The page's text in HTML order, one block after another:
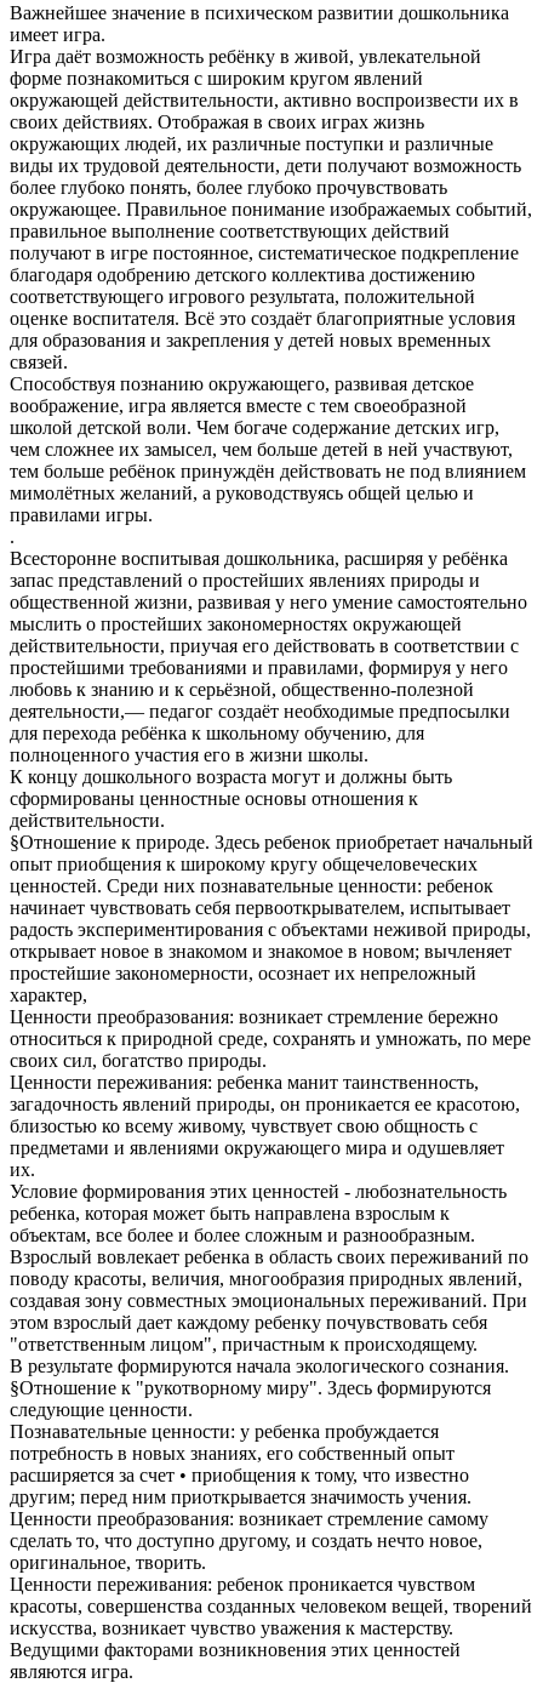
Важнейшее значение в психическом развитии дошкольника
имеет игра.
Игра даёт возможность ребёнку в живой, увлекательной
форме познакомиться с широким кругом явлений
окружающей действительности, активно воспроизвести их в
своих действиях. Отображая в своих играх жизнь
окружающих людей, их различные поступки и различные
виды их трудовой деятельности, дети получают возможность
более глубоко понять, более глубоко прочувствовать
окружающее. Правильное понимание изображаемых событий,
правильное выполнение соответствующих действий
получают в игре постоянное, систематическое подкрепление
благодаря одобрению детского коллектива достижению
соответствующего игрового результата, положительной
оценке воспитателя. Всё это создаёт благоприятные условия
для образования и закрепления у детей новых временных
связей.
Способствуя познанию окружающего, развивая детское
воображение, игра является вместе с тем своеобразной
школой детской воли. Чем богаче содержание детских игр,
чем сложнее их замысел, чем больше детей в ней участвуют,
тем больше ребёнок принуждён действовать не под влиянием
мимолётных желаний, а руководствуясь общей целью и
правилами игры.
.
Всесторонне воспитывая дошкольника, расширяя у ребёнка
запас представлений о простейших явлениях природы и
общественной жизни, развивая у него умение самостоятельно
мыслить о простейших закономерностях окружающей
действительности, приучая его действовать в соответствии с
простейшими требованиями и правилами, формируя у него
любовь к знанию и к серьёзной, общественно-полезной
деятельности,— педагог создаёт необходимые предпосылки
для перехода ребёнка к школьному обучению, для
полноценного участия его в жизни школы.
К концу дошкольного возраста могут и должны быть
сформированы ценностные основы отношения к
действительности.
§Отношение к природе. Здесь ребенок приобретает начальный
опыт приобщения к широкому кругу общечеловеческих
ценностей. Среди них познавательные ценности: ребенок
начинает чувствовать себя первооткрывателем, испытывает
радость экспериментирования с объектами неживой природы,
открывает новое в знакомом и знакомое в новом; вычленяет
простейшие закономерности, осознает их непреложный
характер,
Ценности преобразования: возникает стремление бережно
относиться к природной среде, сохранять и умножать, по мере
своих сил, богатство природы.
Ценности переживания: ребенка манит таинственность,
загадочность явлений природы, он проникается ее красотою,
близостью ко всему живому, чувствует свою общность с
предметами и явлениями окружающего мира и одушевляет
их.
Условие формирования этих ценностей - любознательность
ребенка, которая может быть направлена взрослым к
объектам, все более и более сложным и разнообразным.
Взрослый вовлекает ребенка в область своих переживаний по
поводу красоты, величия, многообразия природных явлений,
создавая зону совместных эмоциональных переживаний. При
этом взрослый дает каждому ребенку почувствовать себя
"ответственным лицом", причастным к происходящему.
В результате формируются начала экологического сознания.
§Отношение к "рукотворному миру". Здесь формируются
следующие ценности.
Познавательные ценности: у ребенка пробуждается
потребность в новых знаниях, его собственный опыт
расширяется за счет • приобщения к тому, что известно
другим; перед ним приоткрывается значимость учения.
Ценности преобразования: возникает стремление самому
сделать то, что доступно другому, и создать нечто новое,
оригинальное, творить.
Ценности переживания: ребенок проникается чувством
красоты, совершенства созданных человеком вещей, творений
искусства, возникает чувство уважения к мастерству.
Ведущими факторами возникновения этих ценностей
являются игра.